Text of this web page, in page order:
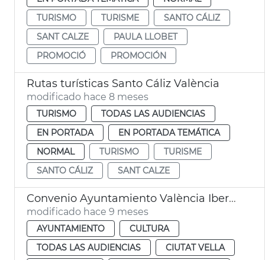
TURISMO
TURISME
SANTO CÁLIZ
SANT CALZE
PAULA LLOBET
PROMOCIÓ
PROMOCIÓN
Rutas turísticas Santo Cáliz València
modificado hace 8 meses
TURISMO
TODAS LAS AUDIENCIAS
EN PORTADA
EN PORTADA TEMÁTICA
NORMAL
TURISMO
TURISME
SANTO CÁLIZ
SANT CALZE
Convenio Ayuntamiento València Iberdrola iluminación Catedral Micalet
modificado hace 9 meses
AYUNTAMIENTO
CULTURA
TODAS LAS AUDIENCIAS
CIUTAT VELLA